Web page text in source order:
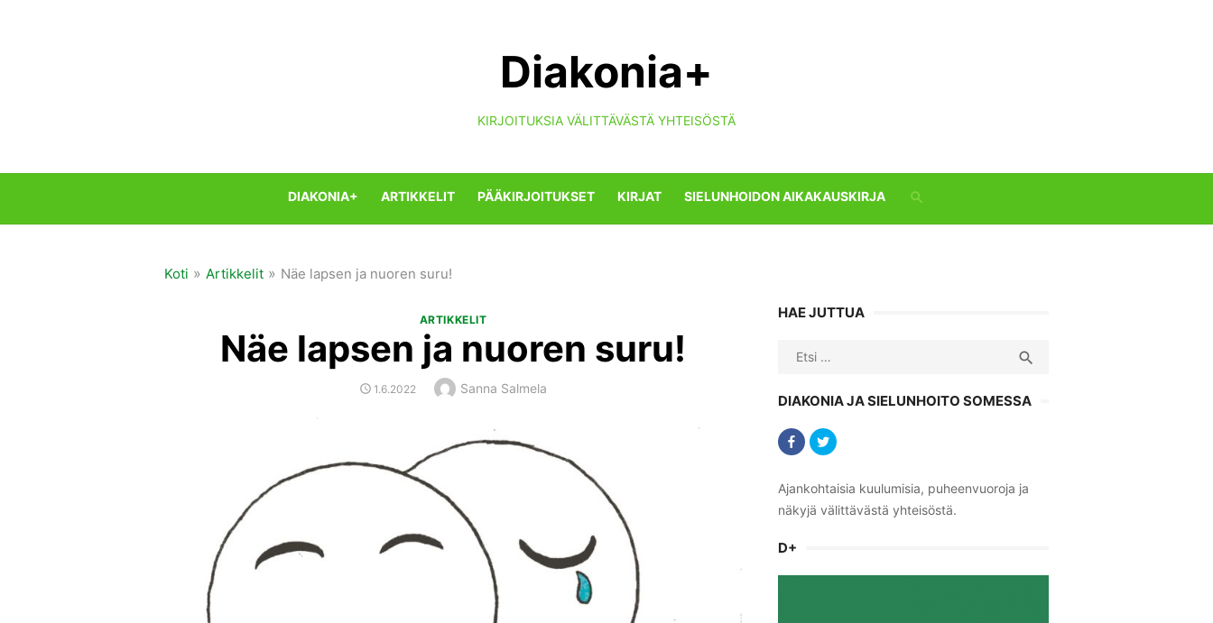
Diakonia+
KIRJOITUKSIA VÄLITTÄVÄSTÄ YHTEISÖSTÄ
DIAKONIA+ ARTIKKELIT PÄÄKIRJOITUKSET KIRJAT SIELUNHOIDON AIKAKAUSKIRJA
Koti » Artikkelit » Näe lapsen ja nuoren suru!
ARTIKKELIT
Näe lapsen ja nuoren suru!
POSTED
1.6.2022 Author
Sanna Salmela
HAE JUTTUA
Search

DIAKONIA JA SIELUNHOITO SOMESSA
Ajankohtaisia kuulumisia, puheenvuoroja ja
näkyjä välittävästä yhteisöstä.
D+